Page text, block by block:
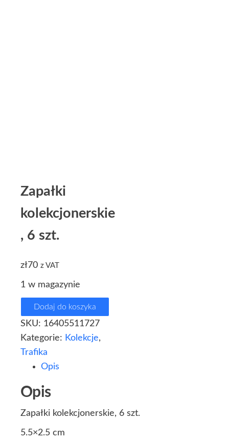
Zapałki
kolekcjonerskie
, 6 szt.
zł70 z VAT
1 w magazynie
Dodaj do koszyka
SKU: 16405511727
Kategorie: Kolekcje,
Trafika
Opis
Opis
Zapałki kolekcjonerskie, 6 szt.
5.5×2.5 cm